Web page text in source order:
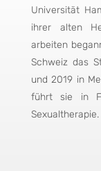
Universität
ihrer alten
arbeiten
Schweiz das
und 2019 in
führt sie in
Sexualtherapie.